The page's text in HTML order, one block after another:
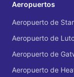
Aeropuertos
Aeropuerto de
Aeropuerto de
Aeropuerto de
Aeropuerto de